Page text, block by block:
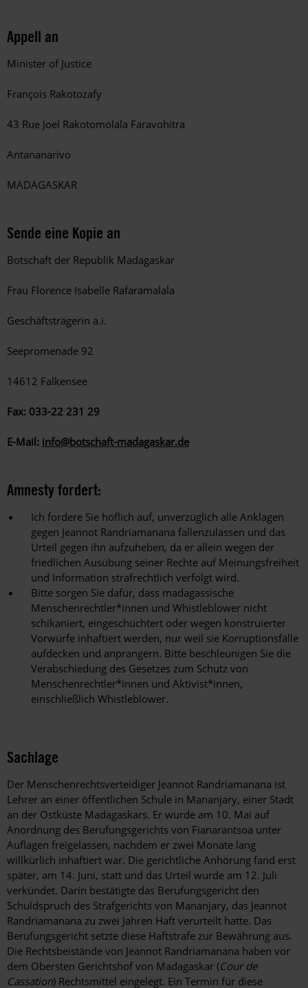
Appell an
Minister of Justice
François Rakotozafy
43 Rue Joel Rakotomolala Faravohitra
Antananarivo
MADAGASKAR
Sende eine Kopie an
Botschaft der Republik Madagaskar
Frau Florence Isabelle Rafaramalala
Geschäftsträgerin a.i.
Seepromenade 92
14612 Falkensee
Fax: 033-22 231 29
E-Mail: info@botschaft-madagaskar.de
Amnesty fordert:
Ich fordere Sie höflich auf, unverzüglich alle Anklagen
gegen Jeannot Randriamanana fallenzulassen und das
Urteil gegen ihn aufzuheben, da er allein wegen der
friedlichen Ausübung seiner Rechte auf Meinungsfreiheit
und Information strafrechtlich verfolgt wird.
Bitte sorgen Sie dafür, dass madagassische
Menschenrechtler*innen und Whistleblower nicht
schikaniert, eingeschüchtert oder wegen konstruierter
Vorwürfe inhaftiert werden, nur weil sie Korruptionsfälle
aufdecken und anprangern. Bitte beschleunigen Sie die
Verabschiedung des Gesetzes zum Schutz von
Menschenrechtler*innen und Aktivist*innen,
einschließlich Whistleblower.
Sachlage
Der Menschenrechtsverteidiger Jeannot Randriamanana ist
Lehrer an einer öffentlichen Schule in Mananjary, einer Stadt
an der Ostküste Madagaskars. Er wurde am 10. Mai auf
Anordnung des Berufungsgerichts von Fianarantsoa unter
Auflagen freigelassen, nachdem er zwei Monate lang
willkürlich inhaftiert war. Die gerichtliche Anhörung fand erst
später, am 14. Juni, statt und das Urteil wurde am 12. Juli
verkündet. Darin bestätigte das Berufungsgericht den
Schuldspruch des Strafgerichts von Mananjary, das Jeannot
Randriamanana zu zwei Jahren Haft verurteilt hatte. Das
Berufungsgericht setzte diese Haftstrafe zur Bewährung aus.
Die Rechtsbeistände von Jeannot Randriamanana haben vor
dem Obersten Gerichtshof von Madagaskar (Cour de
Cassation) Rechtsmittel eingelegt. Ein Termin für diese